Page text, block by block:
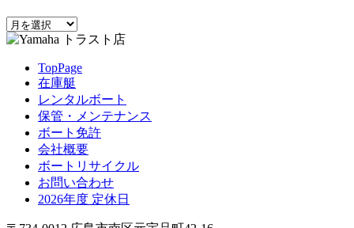
ア
ー
TopPage
在庫艇
レンタルボート
保管・メンテナンス
ボート免許
会社概要
ボートリサイクル
お問い合わせ
2026年度 定休日